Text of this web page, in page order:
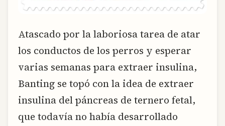
Atascado por la laboriosa tarea de atar
los conductos de los perros y esperar
varias semanas para extraer insulina,
Banting se topó con la idea de extraer
insulina del páncreas de ternero fetal,
que todavía no había desarrollado